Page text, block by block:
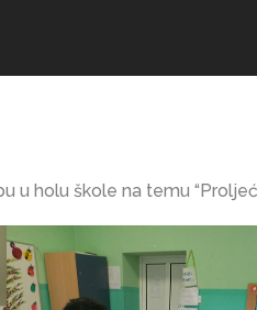
u holu škole na temu